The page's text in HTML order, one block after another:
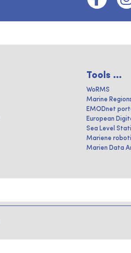
Tools ...
WoRMS
Marine
EMODnet
European
Sea Level
Mariene
Marien Data